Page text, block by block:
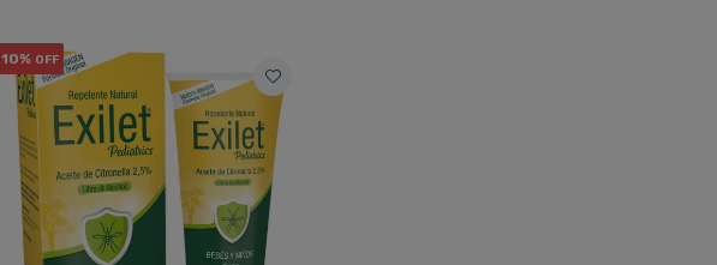
10% OFF